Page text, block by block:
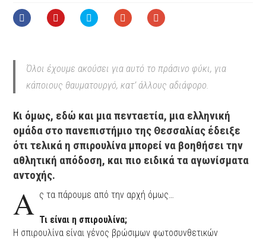
Όλοι έχουμε ακούσει για αυτό το πράσινο φύκι, για
κάποιους θαυματουργό, κατ’ άλλους αδιάφορο.
Κι όμως, εδώ και μια πενταετία, μια ελληνική
ομάδα στο πανεπιστήμιο της Θεσσαλίας έδειξε
ότι τελικά η σπιρουλίνα μπορεί να βοηθήσει την
αθλητική απόδοση, και πιο ειδικά τα αγωνίσματα
αντοχής.
Α ς τα πάρουμε από την αρχή όμως…
Τι είναι η σπιρουλίνα;
Η σπιρουλίνα είναι γένος βρώσιμων φωτοσυνθετικών